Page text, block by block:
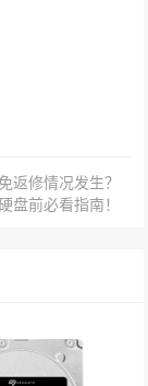
返修情况发生？
前必看指南！